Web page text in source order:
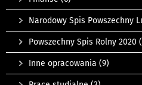
Narodowy Spis Powszechny
Powszechny Spis Rolny 2020
Inne opracowania (9)